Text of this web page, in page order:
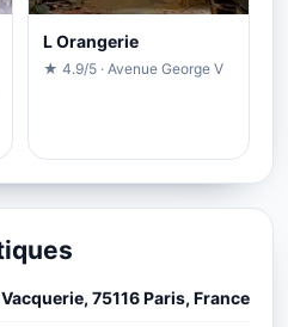
L Orangerie
★ 4.9/5 · Avenue George V
75116 Paris, France